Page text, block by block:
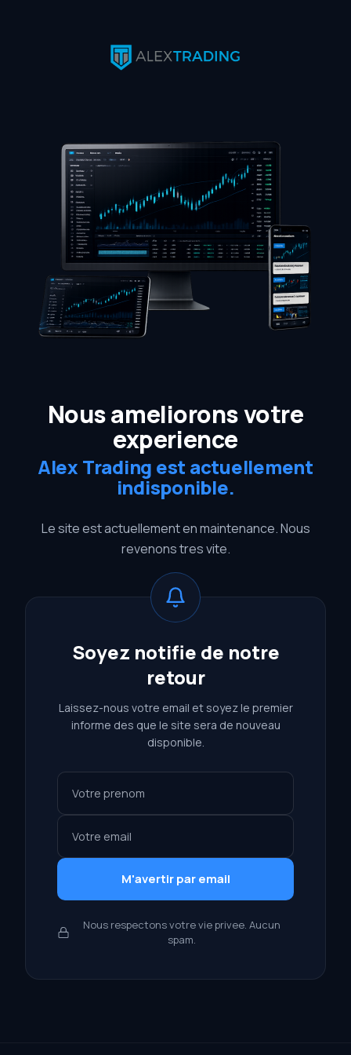
Nous ameliorons votre
experience
Alex Trading est actuellement
indisponible.
Le site est actuellement en maintenance. Nous
revenons tres vite.
Soyez notifie de notre
retour
Laissez-nous votre email et soyez le premier
informe des que le site sera de nouveau
disponible.
M'avertir par email
Nous respectons votre vie privee. Aucun
spam.